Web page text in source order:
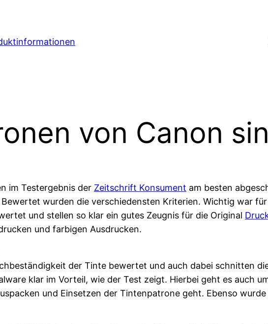
von Canon
im Testergebnis der Zeitschrift Konsument am besten
wurden die verschiedensten Kriterien. Wichtig war
und stellen so klar ein gutes Zeugnis für die Original
und farbigen Ausdrucken.
der Tinte bewertet und auch dabei schnitten
klar im Vorteil, wie der Test zeigt. Hierbei geht es auch
und Einsetzen der Tintenpatrone geht. Ebenso